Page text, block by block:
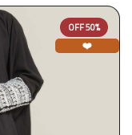
❤️
50% OFF